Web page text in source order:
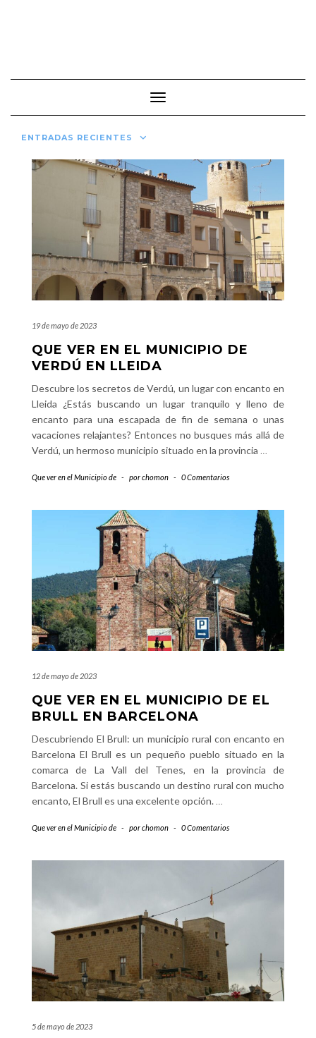
Cambiar modo de navegación
ENTRADAS RECIENTES
19 de mayo de 2023
QUE VER EN EL MUNICIPIO DE
VERDÚ EN LLEIDA
Descubre los secretos de Verdú, un lugar con encanto en
Lleida ¿Estás buscando un lugar tranquilo y lleno de
encanto para una escapada de fin de semana o unas
vacaciones relajantes? Entonces no busques más allá de
Verdú, un hermoso municipio situado en la provincia …
Que ver en el Municipio de - porchomon - 0 Comentarios
12 de mayo de 2023
QUE VER EN EL MUNICIPIO DE EL
BRULL EN BARCELONA
Descubriendo El Brull: un municipio rural con encanto en
Barcelona El Brull es un pequeño pueblo situado en la
comarca de La Vall del Tenes, en la provincia de
Barcelona. Si estás buscando un destino rural con mucho
encanto, El Brull es una excelente opción. …
Que ver en el Municipio de - porchomon - 0 Comentarios
5 de mayo de 2023